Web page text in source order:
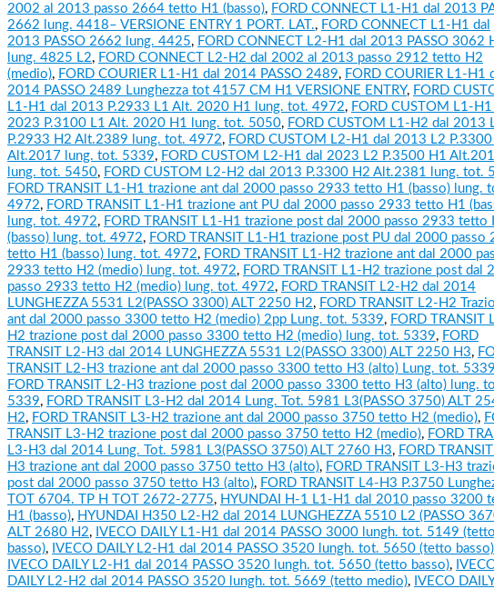
2002 al 2013 passo 2664 tetto H1 (basso), FORD CONNECT L1-H1 dal 2013
2662 lung. 4418– VERSIONE ENTRY 1 PORT. LAT., FORD CONNECT L1-H1 dal
2013 PASSO 2662 lung. 4425, FORD CONNECT L2-H1 dal 2013 PASSO 3062
lung. 4825 L2, FORD CONNECT L2-H2 dal 2002 al 2013 passo 2912 tetto H2
(medio), FORD COURIER L1-H1 dal 2014 PASSO 2489, FORD COURIER L1-H1
2014 PASSO 2489 Lunghezza tot 4157 CM H1 VERSIONE ENTRY, FORD
L1-H1 dal 2013 P.2933 L1 Alt. 2020 H1 lung. tot. 4972, FORD CUSTOM L1-H1
2023 P.3100 L1 Alt. 2020 H1 lung. tot. 5050, FORD CUSTOM L1-H2 dal 2013
P.2933 H2 Alt.2389 lung. tot. 4972, FORD CUSTOM L2-H1 dal 2013 L2
Alt.2017 lung. tot. 5339, FORD CUSTOM L2-H1 dal 2023 L2 P.3500 H1
lung. tot. 5450, FORD CUSTOM L2-H2 dal 2013 P.3300 H2 Alt.2381 lung. tot.
FORD TRANSIT L1-H1 trazione ant dal 2000 passo 2933 tetto H1 (basso) lung.
4972, FORD TRANSIT L1-H1 trazione ant PU dal 2000 passo 2933 tetto H1
lung. tot. 4972, FORD TRANSIT L1-H1 trazione post dal 2000 passo 2933 tetto
(basso) lung. tot. 4972, FORD TRANSIT L1-H1 trazione post PU dal 2000 passo
tetto H1 (basso) lung. tot. 4972, FORD TRANSIT L1-H2 trazione ant dal 2000
2933 tetto H2 (medio) lung. tot. 4972, FORD TRANSIT L1-H2 trazione post dal
passo 2933 tetto H2 (medio) lung. tot. 4972, FORD TRANSIT L2-H2 dal 2014
LUNGHEZZA 5531 L2(PASSO 3300) ALT 2250 H2, FORD TRANSIT L2-H2
ant dal 2000 passo 3300 tetto H2 (medio) 2pp Lung. tot. 5339, FORD TRANSIT
H2 trazione post dal 2000 passo 3300 tetto H2 (medio) lung. tot. 5339, FORD
TRANSIT L2-H3 dal 2014 LUNGHEZZA 5531 L2(PASSO 3300) ALT 2250 H3,
TRANSIT L2-H3 trazione ant dal 2000 passo 3300 tetto H3 (alto) Lung. tot. 5339
FORD TRANSIT L2-H3 trazione post dal 2000 passo 3300 tetto H3 (alto) lung.
5339, FORD TRANSIT L3-H2 dal 2014 Lung. Tot. 5981 L3(PASSO 3750) ALT
H2, FORD TRANSIT L3-H2 trazione ant dal 2000 passo 3750 tetto H2 (medio),
TRANSIT L3-H2 trazione post dal 2000 passo 3750 tetto H2 (medio), FORD
L3-H3 dal 2014 Lung. Tot. 5981 L3(PASSO 3750) ALT 2760 H3, FORD
H3 trazione ant dal 2000 passo 3750 tetto H3 (alto), FORD TRANSIT L3-H3
post dal 2000 passo 3750 tetto H3 (alto), FORD TRANSIT L4-H3 P.3750
TOT 6704. TP H TOT 2672-2775, HYUNDAI H-1 L1-H1 dal 2010 passo 3200
H1 (basso), HYUNDAI H350 L2-H2 dal 2014 LUNGHEZZA 5510 L2 (PASSO
ALT 2680 H2, IVECO DAILY L1-H1 dal 2014 PASSO 3000 lungh. tot. 5149 (tetto
basso), IVECO DAILY L2-H1 dal 2014 PASSO 3520 lungh. tot. 5650 (tetto basso)
IVECO DAILY L2-H1 dal 2014 PASSO 3520 lungh. tot. 5650 (tetto basso),
DAILY L2-H2 dal 2014 PASSO 3520 lungh. tot. 5669 (tetto medio), IVECO